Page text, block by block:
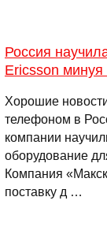
Россия
Ericsson минуя
Хорошие
телефоном в
компании
оборудование
Компания
поставку д …